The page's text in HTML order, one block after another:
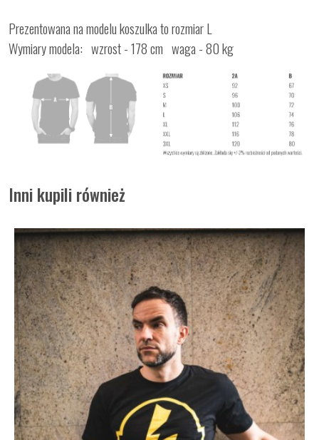
Prezentowana na modelu koszulka to rozmiar L
Wymiary modela: wzrost - 178 cm waga - 80 kg
Inni kupili również